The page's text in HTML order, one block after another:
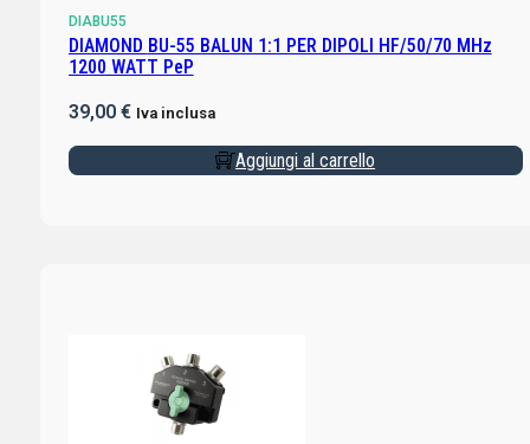
DIABU55
DIAMOND BU-55 BALUN 1:1 PER DIPOLI HF/50/70 MHz
1200 WATT PeP
39,00 € Iva inclusa
Aggiungi al carrello